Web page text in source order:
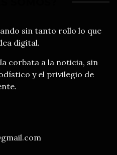
sin tanto rollo lo que
digital.
corbata a la noticia, sin
y el privilegio de